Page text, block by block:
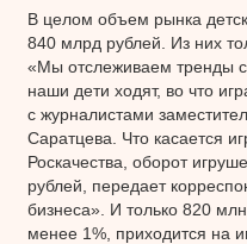
В целом объем рынка
840 млрд рублей. Из них
«Мы отслеживаем тренды
наши дети ходят, во что
с журналистами
Саратцева. Что касается
Роскачества, оборот
рублей, передает
бизнеса». И только 820
менее 1%, приходится на